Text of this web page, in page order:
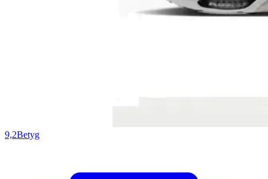
9,2Betyg